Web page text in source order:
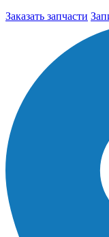
Заказать запчасти